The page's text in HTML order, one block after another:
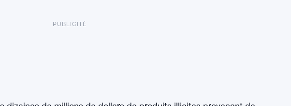
PUBLICITÉ